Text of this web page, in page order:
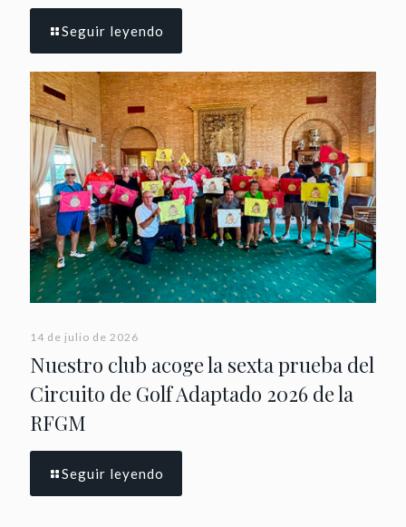
Seguir leyendo
14 de julio de 2026
Nuestro club acoge la sexta prueba del
Circuito de Golf Adaptado 2026 de la
RFGM
Seguir leyendo